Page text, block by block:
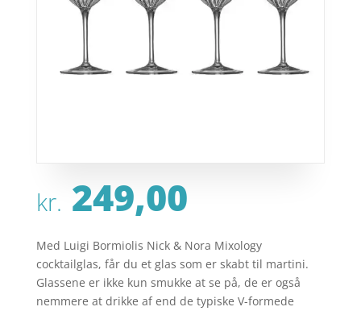
kr. 249,00
Med Luigi Bormiolis Nick & Nora Mixology
cocktailglas, får du et glas som er skabt til martini.
Glassene er ikke kun smukke at se på, de er også
nemmere at drikke af end de typiske V-formede